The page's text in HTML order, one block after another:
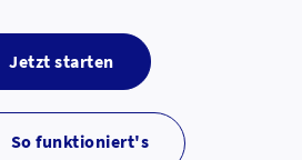
Jetzt starten
So funktioniert's